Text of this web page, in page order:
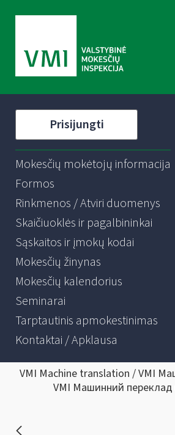
Prisijungti
Mokesčių mokėtojų informacija
Formos
Rinkmenos / Atviri duomenys
Skaičiuoklės ir pagalbininkai
Sąskaitos ir įmokų kodai
Mokesčių žinynas
Mokesčių kalendorius
Seminarai
Tarptautinis apmokestinimas
Kontaktai / Apklausa
VMI Machine translation / VMI
VMI Машинний переклад